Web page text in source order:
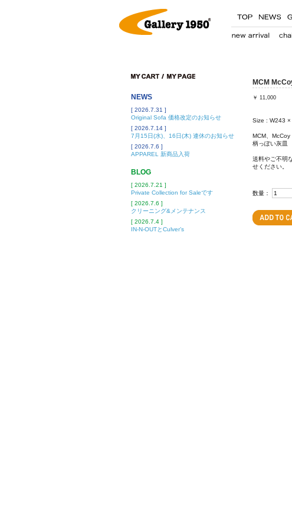
NEWS
[ 2026.7.31 ]
Original Sofa 価格改定のお知らせ
[ 2026.7.14 ]
7月15日(水)、16日(木) 連休のお知らせ
[ 2026.7.6 ]
APPAREL 新商品入荷
BLOG
[ 2026.7.21 ]
Private Collection for Saleです
[ 2026.7.6 ]
クリーニング&メンテナンス
[ 2026.7.4 ]
IN-N-OUTとCulver’s
MCM
￥ 11,000
Size : W243
MCM、
柄っぽい灰皿
送料やご不明
せください。
数量：